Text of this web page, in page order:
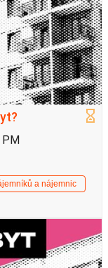
PM
a nájemnic